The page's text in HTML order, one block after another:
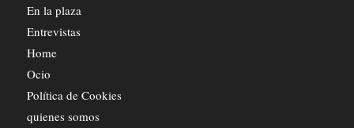
En la plaza
Entrevistas
Home
Ocio
Política de Cookies
quienes somos